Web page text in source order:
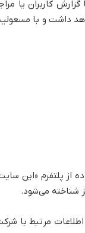
کاربران یا
داشت و با
از پلتفرم «این
شناخته می‌شود.
مرتبط با